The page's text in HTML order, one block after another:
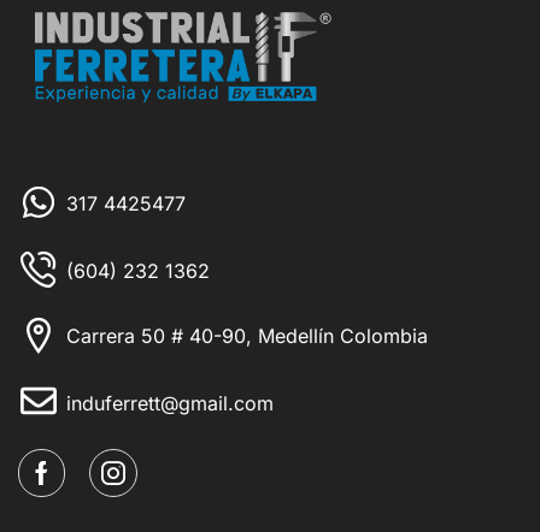
317 4425477
(604) 232 1362
Carrera 50 # 40-90, Medellín Colombia
induferrett@gmail.com